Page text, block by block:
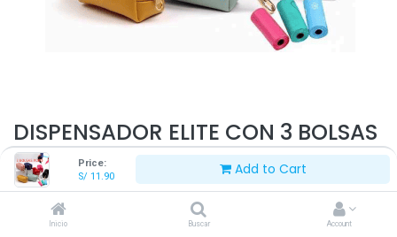
Price:
S/ 11.90 Add to Cart
Inicio Buscar Account
DISPENSADOR ELITE CON 3 BOLSAS
S/11.90